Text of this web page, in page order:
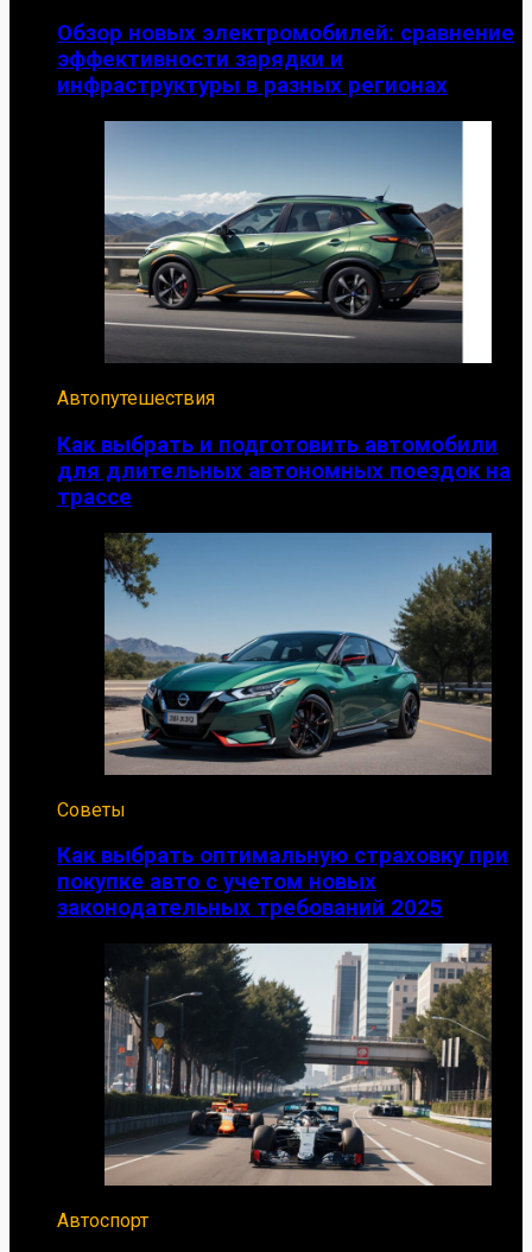
Обзор новых электромобилей: сравнение
эффективности зарядки и
инфраструктуры в разных регионах
Автопутешествия
Как выбрать и подготовить автомобили
для длительных автономных поездок на
трассе
Советы
Как выбрать оптимальную страховку при
покупке авто с учетом новых
законодательных требований 2025
Автоспорт